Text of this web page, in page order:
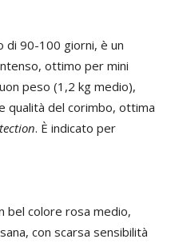
di 90-100 giorni, è un
ottimo per mini
peso (1,2 kg medio),
qualità del corimbo, ottima
. È indicato per
bel colore rosa medio,
con scarsa sensibilità